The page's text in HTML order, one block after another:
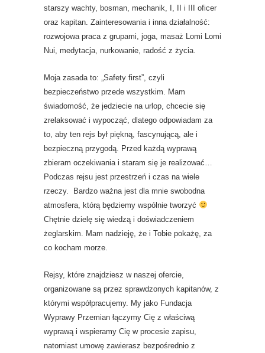
starszy wachty, bosman, mechanik, I, II i III oficer
oraz kapitan. Zainteresowania i inna działalność:
rozwojowa praca z grupami, joga, masaż Lomi Lomi
Nui, medytacja, nurkowanie, radość z życia.
Moja zasada to: „Safety first”, czyli
bezpieczeństwo przede wszystkim. Mam
świadomość, że jedziecie na urlop, chcecie się
zrelaksować i wypocząć, dlatego odpowiadam za
to, aby ten rejs był piękną, fascynującą, ale i
bezpieczną przygodą. Przed każdą wyprawą
zbieram oczekiwania i staram się je realizować…
Podczas rejsu jest przestrzeń i czas na wiele
rzeczy. Bardzo ważna jest dla mnie swobodna
atmosfera, którą będziemy wspólnie tworzyć
Chętnie dzielę się wiedzą i doświadczeniem
żeglarskim. Mam nadzieję, że i Tobie pokażę, za
co kocham morze.
Rejsy, które znajdziesz w naszej ofercie,
organizowane są przez sprawdzonych kapitanów, z
którymi współpracujemy. My jako Fundacja
Wyprawy Przemian łączymy Cię z właściwą
wyprawą i wspieramy Cię w procesie zapisu,
natomiast umowę zawierasz bezpośrednio z